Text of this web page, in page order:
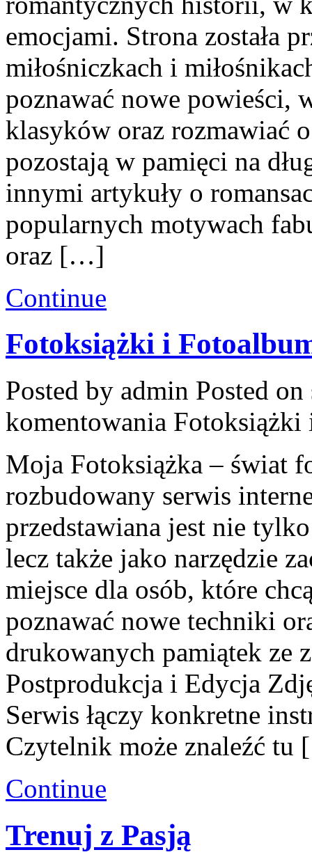
emocjami. Strona została
miłośniczkach i
poznawać nowe powieści,
klasyków oraz rozmawiać
pozostają w pamięci na
innymi artykuły o
popularnych motywach
oraz […]
Continue
Fotoksiążki i
Posted by admin Posted
komentowania Fotoksiążki
Moja Fotoksiążka – świat
rozbudowany serwis
przedstawiana jest nie
lecz także jako narzędzie
miejsce dla osób, które
poznawać nowe techniki
drukowanych pamiątek ze
Postprodukcja i Edycja
Serwis łączy konkretne
Czytelnik może znaleźć
Continue
Trenuj z Pasją